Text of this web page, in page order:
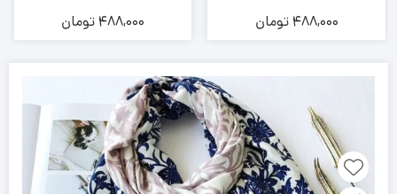
488,000 تومان 488,000 تومان